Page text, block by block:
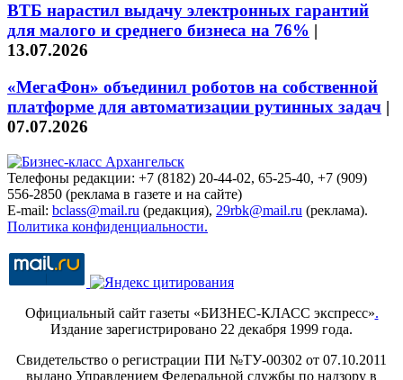
ВТБ нарастил выдачу электронных гарантий
для малого и среднего бизнеса на 76% |
13.07.2026
«МегаФон» объединил роботов на собственной
платформе для автоматизации рутинных задач |
07.07.2026
Телефоны редакции: +7 (8182) 20-44-02, 65-25-40, +7 (909)
556-2850 (реклама в газете и на сайте)
E-mail: bclass@mail.ru (редакция), 29rbk@mail.ru (реклама).
Политика конфиденциальности.
Официальный сайт газеты «БИЗНЕС-КЛАСС экспресс».
Издание зарегистрировано 22 декабря 1999 года.
Свидетельство о регистрации ПИ №ТУ-00302 от 07.10.2011
выдано Управлением Федеральной службы по надзору в